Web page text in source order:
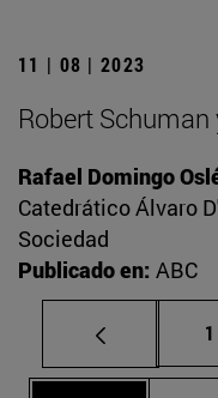
11 | 08 | 2023
Robert Schuman
Rafael Domingo
Catedrático Álvaro
Sociedad
Publicado en: ABC
1